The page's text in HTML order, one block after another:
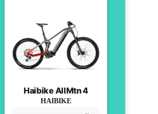
Haibike AllMtn 4
HAIBIKE